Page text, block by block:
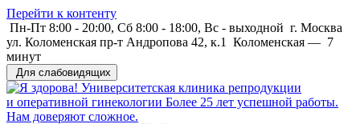
Перейти к контенту
Пн-Пт 8:00 - 20:00, Сб 8:00 - 18:00, Вс - выходной г. Москва
ул. Коломенская пр-т Андропова 42, к.1
Коломенская — 7
минут
Для слабовидящих
Университетская клиника репродукции
и оперативной гинекологии Более 25 лет успешной работы.
Нам доверяют сложное.